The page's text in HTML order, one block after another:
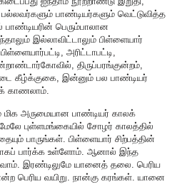
பாண்டியர்களும் வெட்டுவித்த
பெரும்பாலான
இல்லாவிட்டாலும் பிள்ளையார்
அரிட்டாபட்டி,
திருப்பரங்குன்றம்,
கீழ்க்குகை, இன்னும் பல பாண்டியர்
காணலாம்.
மிக அருமையான பாண்டியர் காலக்
புள்ளமங்கையில் சோழர் காலத்தில்
பாருங்கள். பிள்ளையார் சிற்பத்தின்
பார்க்க உள்ளோம். ஆனால் இந்த
இரண்டிலுமே யானைத் தலை. பெரிய
பெரிய வயிறு. நான்கு கரங்கள். யானை